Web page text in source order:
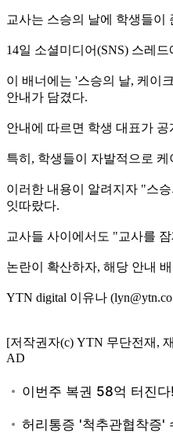
교사는 스승의 날에 학생들이
14일 소셜미디어(SNS) 스레
이 배너에는 '스승의 날, 케이
안내가 담겼다.
안내에 따르면 학생 대표가
특히, 학생들이 자발적으로
이러한 내용이 알려지자 "스
잇따랐다.
교사들 사이에서도 "교사를
논란이 확산하자, 해당 안내
YTN digital 이유나
[저작권자(c) YTN 무단전재,
AD